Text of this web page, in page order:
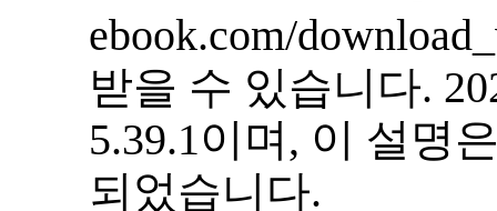
ebook.com/
받을 수 있습니다.
5.39.1이며, 이 설명
되었습니다.